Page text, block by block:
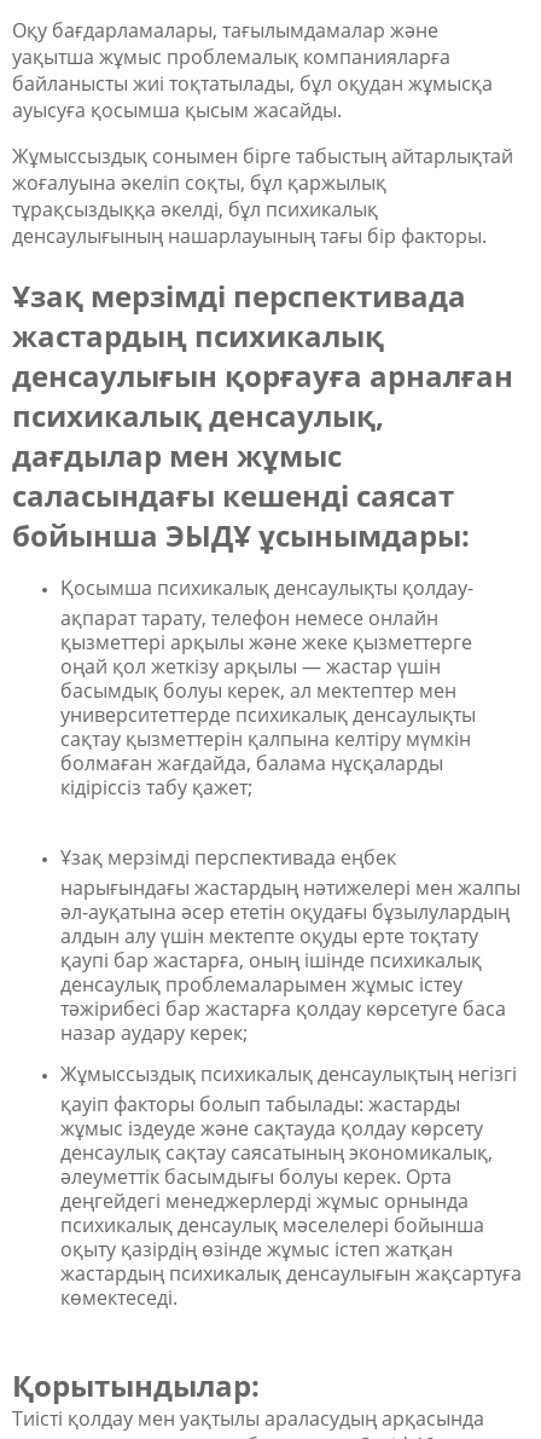
Оқу бағдарламалары, тағылымдамалар және
уақытша жұмыс проблемалық компанияларға
байланысты жиі тоқтатылады, бұл оқудан жұмысқа
ауысуға қосымша қысым жасайды.
Жұмыссыздық сонымен бірге табыстың айтарлықтай
жоғалуына әкеліп соқты, бұл қаржылық
тұрақсыздыққа әкелді, бұл психикалық
денсаулығының нашарлауының тағы бір факторы.
Ұзақ мерзімді перспективада
жастардың психикалық
денсаулығын қорғауға арналған
психикалық денсаулық,
дағдылар мен жұмыс
саласындағы кешенді саясат
бойынша ЭЫДҰ ұсынымдары:
Қосымша психикалық денсаулықты қолдау-
ақпарат тарату, телефон немесе онлайн
қызметтері арқылы және жеке қызметтерге
оңай қол жеткізу арқылы — жастар үшін
басымдық болуы керек, ал мектептер мен
университеттерде психикалық денсаулықты
сақтау қызметтерін қалпына келтіру мүмкін
болмаған жағдайда, балама нұсқаларды
кідіріссіз табу қажет;
Ұзақ мерзімді перспективада еңбек
нарығындағы жастардың нәтижелері мен жалпы
әл-ауқатына әсер ететін оқудағы бұзылулардың
алдын алу үшін мектепте оқуды ерте тоқтату
қаупі бар жастарға, оның ішінде психикалық
денсаулық проблемаларымен жұмыс істеу
тәжірибесі бар жастарға қолдау көрсетуге баса
назар аудару керек;
Жұмыссыздық психикалық денсаулықтың негізгі
қауіп факторы болып табылады: жастарды
жұмыс іздеуде және сақтауда қолдау көрсету
денсаулық сақтау саясатының экономикалық,
әлеуметтік басымдығы болуы керек. Орта
деңгейдегі менеджерлерді жұмыс орнында
психикалық денсаулық мәселелері бойынша
оқыту қазірдің өзінде жұмыс істеп жатқан
жастардың психикалық денсаулығын жақсартуға
көмектеседі.
Қорытындылар:
Тиісті қолдау мен уақтылы араласудың арқасында